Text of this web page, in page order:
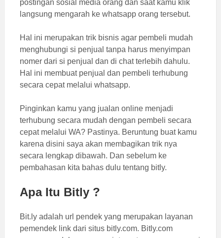
postingan sosial media orang dan saat kamu klik
langsung mengarah ke whatsapp orang tersebut.
Hal ini merupakan trik bisnis agar pembeli mudah
menghubungi si penjual tanpa harus menyimpan
nomer dari si penjual dan di chat terlebih dahulu.
Hal ini membuat penjual dan pembeli terhubung
secara cepat melalui whatsapp.
Pinginkan kamu yang jualan online menjadi
terhubung secara mudah dengan pembeli secara
cepat melalui WA? Pastinya. Beruntung buat kamu
karena disini saya akan membagikan trik nya
secara lengkap dibawah. Dan sebelum ke
pembahasan kita bahas dulu tentang bitly.
Apa Itu Bitly ?
Bit.ly adalah url pendek yang merupakan layanan
pemendek link dari situs bitly.com. Bitly.com